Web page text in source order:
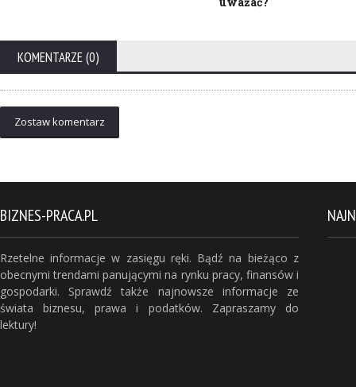
KOMENTARZE (0)
Zostaw komentarz
BIZNES-PRACA.PL
Rzetelne informacje w zasięgu ręki. Bądź na bieżąco z
obecnymi trendami panującymi na rynku pracy, finansów i
gospodarki. Sprawdź także najnowsze informacje ze
świata biznesu, prawa i podatków. Zapraszamy do
lektury!